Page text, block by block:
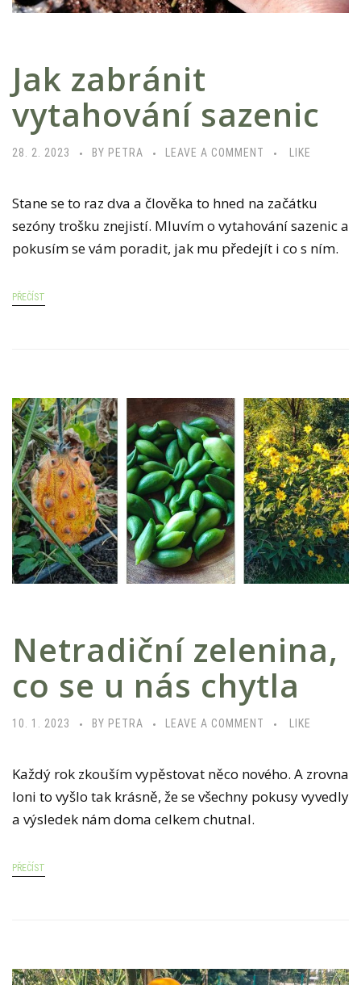
Jak zabránit
vytahování sazenic
28. 2. 2023 BY PETRA LEAVE A COMMENT LIKE
Stane se to raz dva a člověka to hned na začátku
sezóny trošku znejistí. Mluvím o vytahování sazenic a
pokusím se vám poradit, jak mu předejít i co s ním.
PŘEČÍST
Netradiční zelenina,
co se u nás chytla
10. 1. 2023 BY PETRA LEAVE A COMMENT LIKE
Každý rok zkouším vypěstovat něco nového. A zrovna
loni to vyšlo tak krásně, že se všechny pokusy vyvedly
a výsledek nám doma celkem chutnal.
PŘEČÍST